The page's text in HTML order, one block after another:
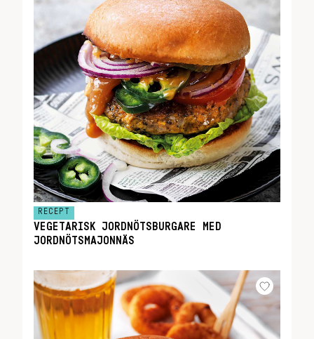
RECEPT
VEGETARISK JORDNÖTSBURGARE MED
JORDNÖTSMAJONNÄS